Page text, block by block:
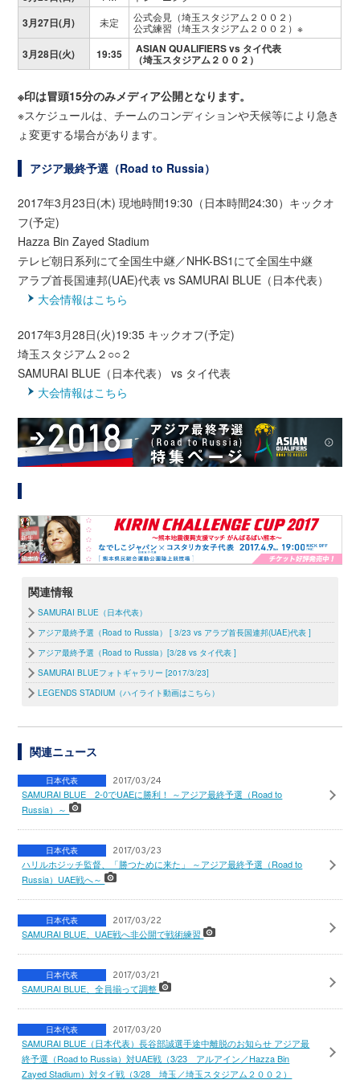
3月27日(月) 未定
公式会見（埼玉スタジアム２００２）
公式練習（埼玉スタジアム２００２）※
3月28日(火) 19:35 ASIAN QUALIFIERS vs タイ代表
（埼玉スタジアム２００２）
※印は冒頭15分のみメディア公開となります。
※スケジュールは、チームのコンディションや天候等により急き
ょ変更する場合があります。
アジア最終予選（Road to Russia）
2017年3月23日(木) 現地時間19:30（日本時間24:30）キックオ
フ(予定)
Hazza Bin Zayed Stadium
テレビ朝日系列にて全国生中継／NHK-BS1にて全国生中継
アラブ首長国連邦(UAE)代表 vs SAMURAI BLUE（日本代表）
大会情報はこちら
2017年3月28日(火)19:35 キックオフ(予定)
埼玉スタジアム２○○２
SAMURAI BLUE（日本代表） vs タイ代表
大会情報はこちら
関連情報
SAMURAI BLUE（日本代表）
アジア最終予選（Road to Russia） [ 3/23 vs アラブ首長国連邦(UAE)代表 ]
アジア最終予選（Road to Russia）[3/28 vs タイ代表 ]
SAMURAI BLUEフォトギャラリー [2017/3/23]
LEGENDS STADIUM（ハイライト動画はこちら）
関連ニュース
日本代表 2017/03/24
SAMURAI BLUE 2‐0でUAEに勝利！ ～アジア最終予選（Road to
Russia）～
日本代表 2017/03/23
ハリルホジッチ監督、「勝つために来た」 ～アジア最終予選（Road to
Russia）UAE戦へ～
日本代表 2017/03/22
SAMURAI BLUE、UAE戦へ非公開で戦術練習
日本代表 2017/03/21
SAMURAI BLUE、全員揃って調整
日本代表 2017/03/20
SAMURAI BLUE（日本代表）長谷部誠選手途中離脱のお知らせ アジア最
終予選（Road to Russia）対UAE戦（3/23 アルアイン／Hazza Bin
Zayed Stadium）対タイ戦（3/28 埼玉／埼玉スタジアム２００２）